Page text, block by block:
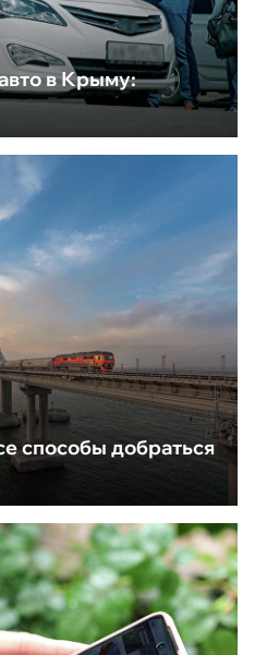
в Крыму:
способы добраться